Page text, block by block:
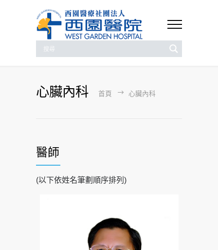
心臟內科 首頁 心臟內科
醫師
(以下依姓名筆劃順序排列)